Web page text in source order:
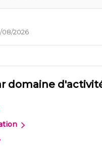
08/2026
domaine